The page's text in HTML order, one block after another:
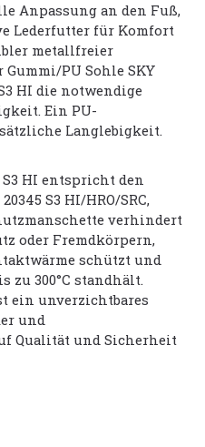
Anpassung an den Fuß,
Lederfutter für Komfort
metallfreier
PU Sohle SKY
HI die notwendige
Ein PU-
Langlebigkeit.
S3 HI entspricht den
S3 HI/HRO/SRC,
verhindert
oder Fremdkörpern,
schützt und
zu 300°C standhält.
ein unverzichtbares
und
Qualität und Sicherheit